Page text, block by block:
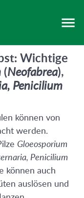
Wichtige
(Neofabrea),
Penicilium
können von
werden.
Gloeosporium
Penicilium
können auch
auslösen und